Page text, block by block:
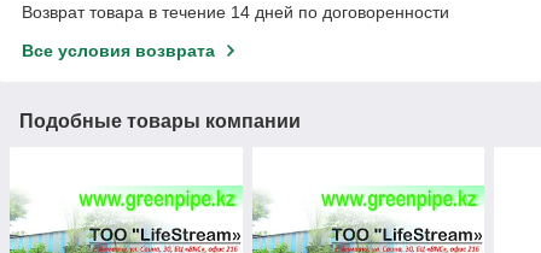
Возврат товара в течение 14 дней по договоренности
Все условия возврата
Подобные товары компании